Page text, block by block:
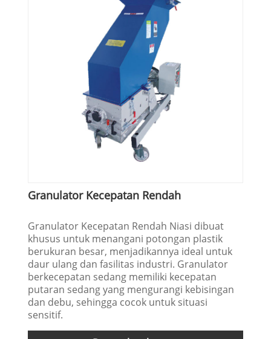
Granulator Kecepatan Rendah
Granulator Kecepatan Rendah Niasi dibuat
khusus untuk menangani potongan plastik
berukuran besar, menjadikannya ideal untuk
daur ulang dan fasilitas industri. Granulator
berkecepatan sedang memiliki kecepatan
putaran sedang yang mengurangi kebisingan
dan debu, sehingga cocok untuk situasi
sensitif.